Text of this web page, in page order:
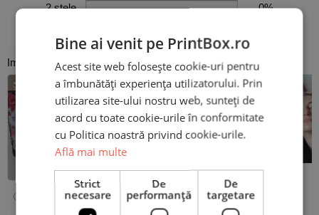
2 stele
0%
Imagini de la clienți
Bine ai venit pe PrintBox.ro
Acest site web folosește cookie-uri pentru
a îmbunătăți experiența utilizatorului. Prin
utilizarea site-ului nostru web, sunteți de
acord cu toate cookie-urile în conformitate
cu Politica noastră privind cookie-urile.
Află mai multe
Strict
necesare
De
performanță
De
targetare